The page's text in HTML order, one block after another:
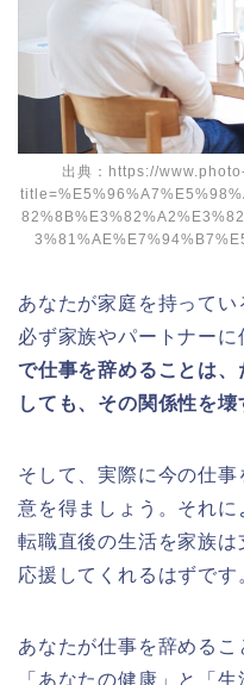
出典：https://
あなたが家庭を持って
必ず家族やパートナーに
で仕事を辞めることは
しても、その関係性を壊
そして、実際に今の仕
意を得ましょう。それ
転職直後の生活を家族は
応援してくれるはずです
あなたが仕事を辞めるこ
「あなたの健康」と「